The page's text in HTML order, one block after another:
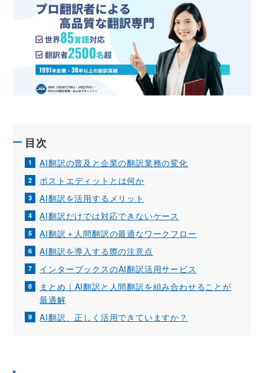
目次
AI翻訳の普及と企業の翻訳業務の変化
ポストエディットとは何か
AI翻訳を活用するメリット
AI翻訳だけでは対応できないケース
AI翻訳＋人間翻訳の最適なワークフロー
AI翻訳を導入する際の注意点
インターブックスのAI翻訳活用サービス
まとめ｜AI翻訳と人間翻訳を組み合わせることが
最適解
AI翻訳、正しく活用できていますか？